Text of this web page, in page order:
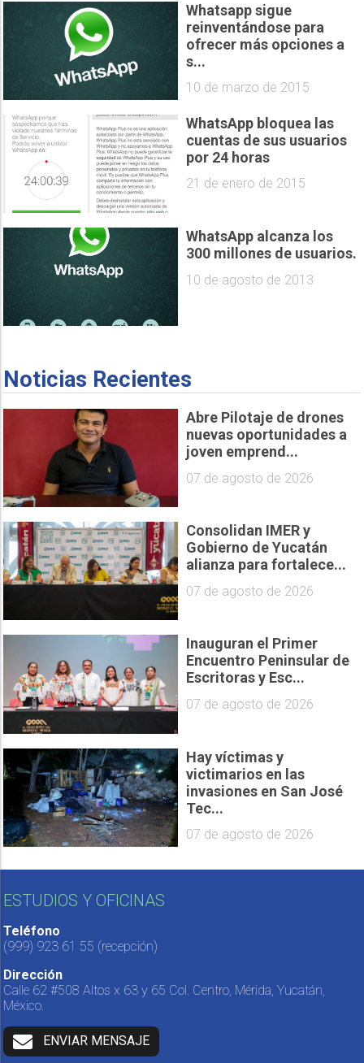
Whatsapp sigue
reinventándose para
ofrecer más opciones a
s...
10 de marzo de 2015
WhatsApp bloquea las
cuentas de sus usuarios
por 24 horas
21 de enero de 2015
WhatsApp alcanza los
300 millones de usuarios.
10 de agosto de 2013
Noticias Recientes
Abre Pilotaje de drones
nuevas oportunidades a
joven emprend...
07 de agosto de 2026
Consolidan IMER y
Gobierno de Yucatán
alianza para fortalece...
07 de agosto de 2026
Inauguran el Primer
Encuentro Peninsular de
Escritoras y Esc...
07 de agosto de 2026
Hay víctimas y
victimarios en las
invasiones en San José
Tec...
07 de agosto de 2026
ESTUDIOS Y OFICINAS
Teléfono
(999) 923 61 55 (recepción)
Dirección
Calle 62 #508 Altos x 63 y 65 Col. Centro, Mérida, Yucatán,
México.
ENVIAR MENSAJE